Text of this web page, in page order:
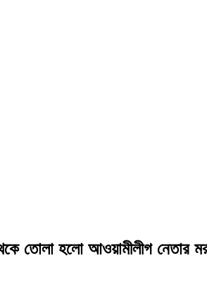
তোলা হলো আওয়ামীলীগ নেতার